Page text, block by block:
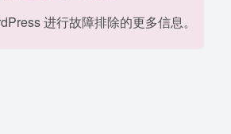
进行故障排除的更多信息。